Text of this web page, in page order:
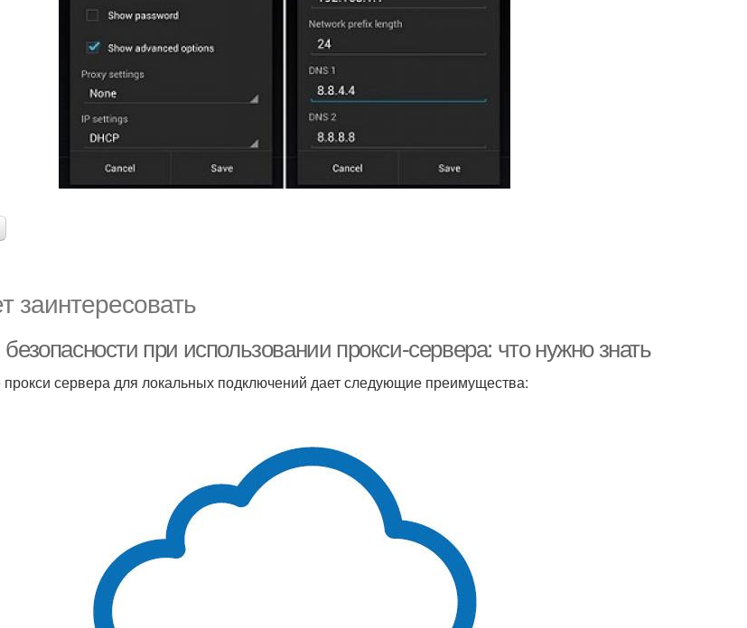
заинтересовать
при использовании прокси-сервера: что нужно знать
сервера для локальных подключений дает следующие преимущества: